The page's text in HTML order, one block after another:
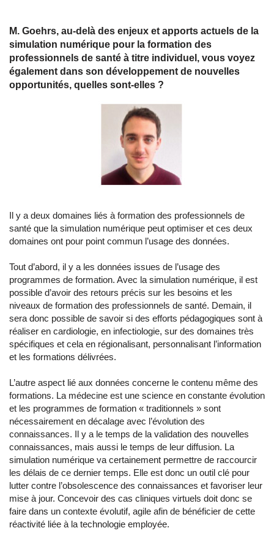
M. Goehrs, au-delà des enjeux et apports actuels de la
simulation numérique pour la formation des
professionnels de santé à titre individuel, vous voyez
également dans son développement de nouvelles
opportunités, quelles sont-elles ?
Il y a deux domaines liés à formation des professionnels de
santé que la simulation numérique peut optimiser et ces deux
domaines ont pour point commun l’usage des données.
Tout d’abord, il y a les données issues de l’usage des
programmes de formation. Avec la simulation numérique, il est
possible d’avoir des retours précis sur les besoins et les
niveaux de formation des professionnels de santé. Demain, il
sera donc possible de savoir si des efforts pédagogiques sont à
réaliser en cardiologie, en infectiologie, sur des domaines très
spécifiques et cela en régionalisant, personnalisant l’information
et les formations délivrées.
L’autre aspect lié aux données concerne le contenu même des
formations. La médecine est une science en constante évolution
et les programmes de formation « traditionnels » sont
nécessairement en décalage avec l’évolution des
connaissances. Il y a le temps de la validation des nouvelles
connaissances, mais aussi le temps de leur diffusion. La
simulation numérique va certainement permettre de raccourcir
les délais de ce dernier temps. Elle est donc un outil clé pour
lutter contre l’obsolescence des connaissances et favoriser leur
mise à jour. Concevoir des cas cliniques virtuels doit donc se
faire dans un contexte évolutif, agile afin de bénéficier de cette
réactivité liée à la technologie employée.